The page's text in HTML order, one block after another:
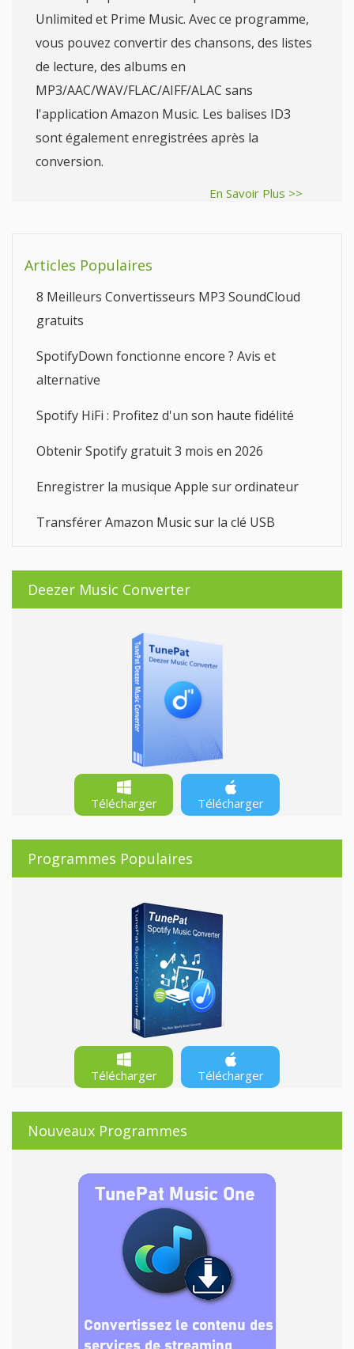
Unlimited et Prime Music. Avec ce programme,
vous pouvez convertir des chansons, des listes
de lecture, des albums en
MP3/AAC/WAV/FLAC/AIFF/ALAC sans
l'application Amazon Music. Les balises ID3
sont également enregistrées après la
conversion.
En Savoir Plus >>
Articles Populaires
8 Meilleurs Convertisseurs MP3 SoundCloud
gratuits
SpotifyDown fonctionne encore ? Avis et
alternative
Spotify HiFi : Profitez d'un son haute fidélité
Obtenir Spotify gratuit 3 mois en 2026
Enregistrer la musique Apple sur ordinateur
Transférer Amazon Music sur la clé USB
Deezer Music Converter
Télécharger Télécharger
Programmes Populaires
Télécharger Télécharger
Nouveaux Programmes